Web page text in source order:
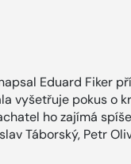
Eduard Fiker
vyšetřuje pokus o
ho zajímá
Táborský, Petr